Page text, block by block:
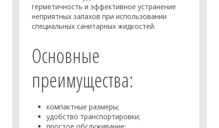
герметичность и эффективное устранение
неприятных запахов при использовании
специальных санитарных жидкостей.
Основные
преимущества:
компактные размеры;
удобство транспортировки;